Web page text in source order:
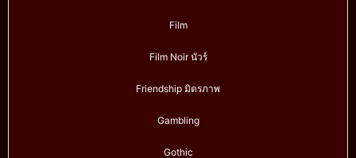
Film
Film Noir นัวร์
Friendship มิตรภาพ
Gambling
Gothic